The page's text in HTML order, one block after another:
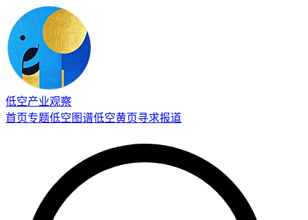
低空产业观察
首页专题低空图谱低空黄页寻求报道